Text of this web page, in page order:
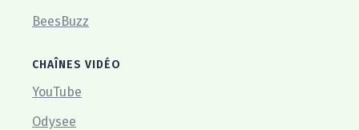
BeesBuzz
CHAÎNES VIDÉO
YouTube
Odysee